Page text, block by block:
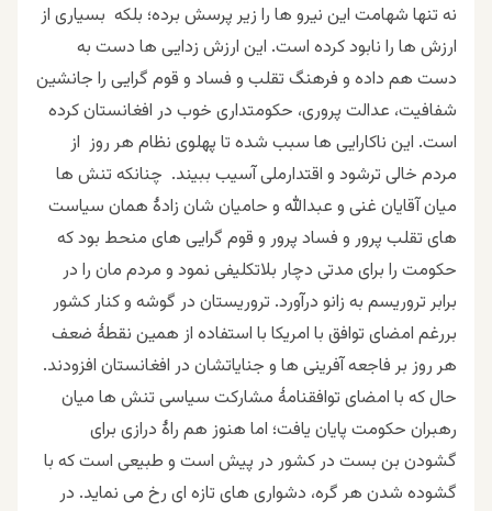
نه تنها شهامت این نیرو ها را زیر پرسش برده؛ بلکه بسیاری از
ارزش ها را نابود کرده است. این ارزش زدایی ها دست به
دست هم داده و فرهنگ تقلب و فساد و قوم گرایی را جانشین
شفافیت، عدالت پروری، حکومتداری خوب در افغانستان کرده
است. این ناکارایی ها سبب شده تا پهلوی نظام هر روز از
مردم خالی ترشود و اقتدارملی آسیب ببیند. چنانکه تنش ها
میان آقایان غنی و عبدالله و حامیان شان زادۀ همان سیاست
های تقلب پرور و فساد پرور و قوم گرایی های منحط بود که
حکومت را برای مدتی دچار بلاتکلیفی نمود و مردم مان را در
برابر تروریسم به زانو درآورد. تروریستان در گوشه و کنار کشور
بررغم امضای توافق با امریکا با استفاده از همین نقطۀ ضعف
هر روز بر فاجعه آفرینی ها و جنایاتشان در افغانستان افزودند.
حال که با امضای توافقنامۀ مشارکت سیاسی تنش ها میان
رهبران حکومت پایان یافت؛ اما هنوز هم راۀ درازی برای
گشودن بن بست در کشور در پیش است و طبیعی است که با
گشوده شدن هر گره، دشواری های تازه ای رخ می نماید. در